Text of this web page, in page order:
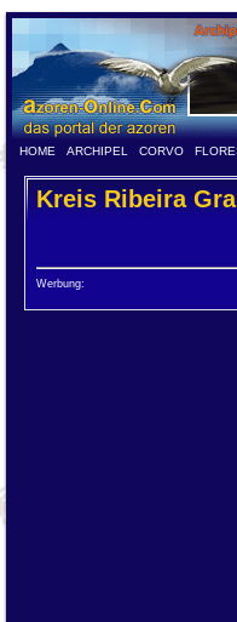
HOME ARCHIPEL CORVO
Kreis Ribeira
Werbung: